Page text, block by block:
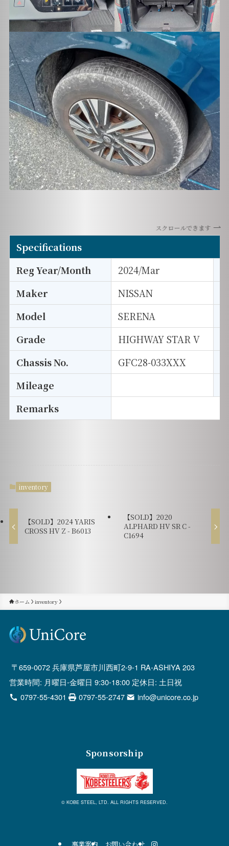
スクロールできます
Specifications
Reg Year/Month
2024/Mar
Maker
NISSAN
Model
SERENA
Grade
HIGHWAY STAR V
Chassis No.
GFC28-033XXX
Mileage
Remarks
inventory
【SOLD】2024 YARIS
CROSS HV Z - B6013
【SOLD】2020
ALPHARD HV SR C -
C1694
ホーム inventory
659-0072 兵庫県芦屋市川西町2-9-1 RA-ASHIYA 203
営業時間: 月曜日-金曜日 9:30-18:00 定休日: 土日祝
0797-55-4301
0797-55-2747 info@unicore.co.jp
Sponsorship
© KOBE STEEL, LTD. ALL RIGHTS RESERVED.